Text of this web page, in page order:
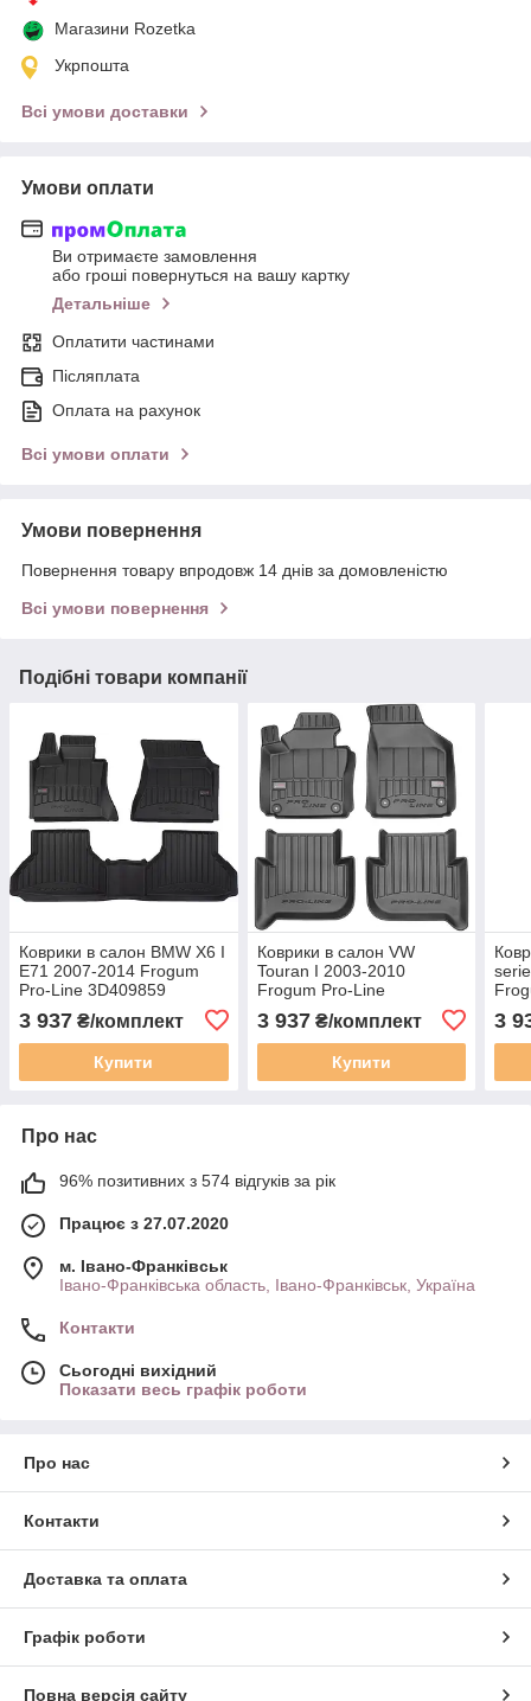
Магазини Rozetka
Укрпошта
Всі умови доставки
Умови оплати
Ви отримаєте замовлення
або гроші повернуться на вашу картку
Детальніше
Оплатити частинами
Післяплата
Оплата на рахунок
Всі умови оплати
Умови повернення
Повернення товару впродовж 14 днів за домовленістю
Всі умови повернення
Подібні товари компанії
Коврики в салон BMW X6 I
E71 2007-2014 Frogum
Pro-Line 3D409859
3 937 ₴/комплект
Купити
Коврики в салон VW
Touran I 2003-2010
Frogum Pro-Line
3 937₴/комплект
Купити
3
Про нас
96% позитивних з 574 відгуків за рік
Працює з 27.07.2020
м. Івано-Франківськ
Івано-Франківська область, Івано-Франківськ, Україна
Контакти
Сьогодні вихідний
Показати весь графік роботи
Про нас
Контакти
Доставка та оплата
Графік роботи
Повна версія сайту